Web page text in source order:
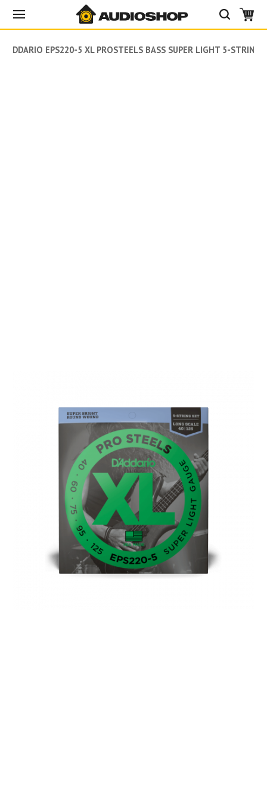
DADDARIO EPS220-5 XL PROSTEELS BASS SUPER LIGHT 5-